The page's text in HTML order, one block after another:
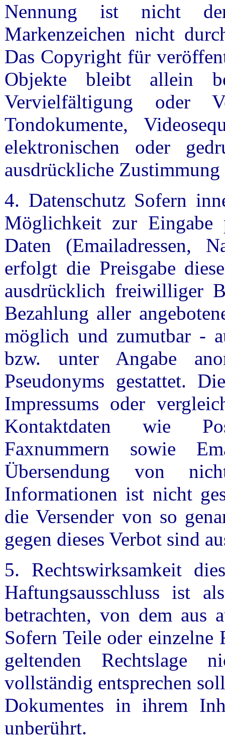
Nennung ist nicht
Markenzeichen nicht
Das Copyright für
Objekte bleibt allein
Vervielfältigung oder
Tondokumente,
elektronischen oder
ausdrückliche
4. Datenschutz Sofern
Möglichkeit zur Eingabe
Daten (Emailadressen,
erfolgt die Preisgabe
ausdrücklich freiwilliger
Bezahlung aller
möglich und zumutbar -
bzw. unter Angabe
Pseudonyms gestattet.
Impressums oder
Kontaktdaten wie
Faxnummern sowie
Übersendung von
Informationen ist nicht
die Versender von so
gegen dieses Verbot sind
5. Rechtswirksamkeit
Haftungsausschluss ist
betrachten, von dem aus
Sofern Teile oder einzelne
geltenden
vollständig entsprechen
Dokumentes in ihrem
unberührt.